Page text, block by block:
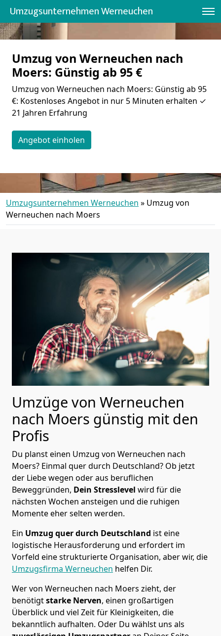
Umzugsunternehmen Werneuchen
Umzug von Werneuchen nach
Moers: Günstig ab 95 €
Umzug von Werneuchen nach Moers: Günstig ab 95
€: Kostenloses Angebot in nur 5 Minuten erhalten ✓
21 Jahren Erfahrung
Angebot einholen
Umzugsunternehmen Werneuchen » Umzug von
Werneuchen nach Moers
Umzüge von Werneuchen
nach Moers günstig mit den
Profis
Du planst einen Umzug von Werneuchen nach
Moers? Einmal quer durch Deutschland? Ob jetzt
der Liebe wegen oder aus beruflichen
Beweggründen, Dein Stresslevel wird für die
nächsten Wochen ansteigen und die ruhigen
Momente eher selten werden.
Ein Umzug quer durch Deutschland ist eine
logistische Herausforderung und erfordert im
Vorfeld eine strukturierte Organisation, aber wir, die
Umzugsfirma Werneuchen helfen Dir.
Wer von Werneuchen nach Moers zieht, der
benötigtstarke Nerven, einen großartigen
Überblick und viel Zeit für Kleinigkeiten, die
bekanntlich aufhalten. Oder Du wählst uns als